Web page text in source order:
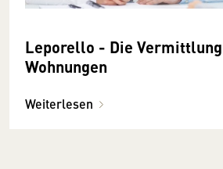
Leporello - Die
Wohnungen
Weiterlesen